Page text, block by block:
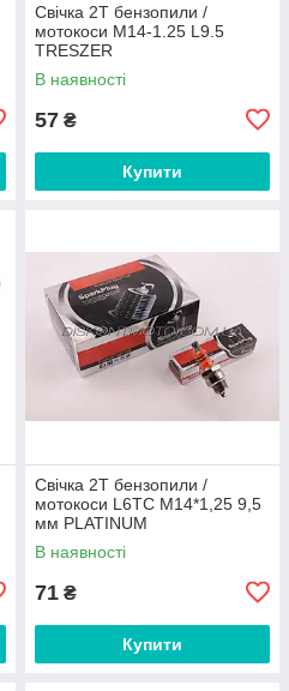
Свічка 2T бензопили /
мотокоси M14‑1.25 L9.5
TRESZER
В наявності
57 ₴
Купити
Свічка 2T бензопили /
мотокоси L6TC M14*1,25 9,5
мм PLATINUM
В наявності
71 ₴
Купити